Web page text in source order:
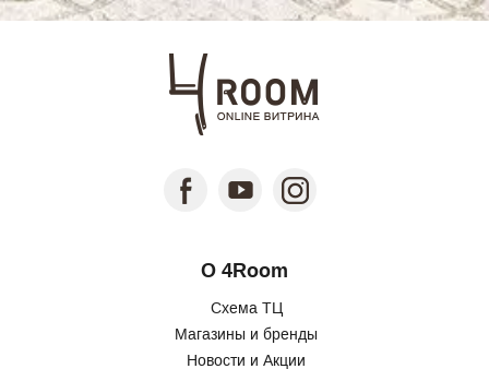
О 4Room
Схема ТЦ
Магазины и бренды
Новости и Акции